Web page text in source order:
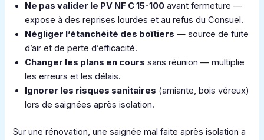
Ne pas valider le PV NF C 15-100 avant fermeture —
expose à des reprises lourdes et au refus du Consuel.
Négliger l’étanchéité des boîtiers — source de fuite
d’air et de perte d’efficacité.
Changer les plans en cours sans réunion — multiplie
les erreurs et les délais.
Ignorer les risques sanitaires (amiante, bois véreux)
lors de saignées après isolation.
Sur une rénovation, une saignée mal faite après isolation a